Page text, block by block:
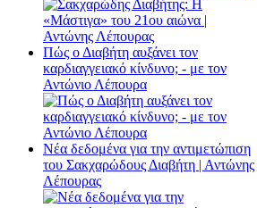
Πώς ο Διαβήτη αυξάνει τον
καρδιαγγειακό κίνδυνο; - με τον
Αντώνιο Λέπουρα
Νέα δεδομένα για την αντιμετώπιση
του Σακχαρώδους Διαβήτη | Αντώνης
Λέπουρας